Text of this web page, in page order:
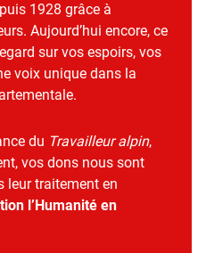
1928 grâce à
Aujourd’hui encore, ce
sur vos espoirs, vos
voix unique dans la
du Travailleur alpin,
vos dons nous sont
leur traitement en
l’Humanité en